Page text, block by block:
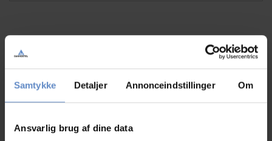
Samtykke Detaljer Annonceindstillinger Om
Ansvarlig brug af dine data